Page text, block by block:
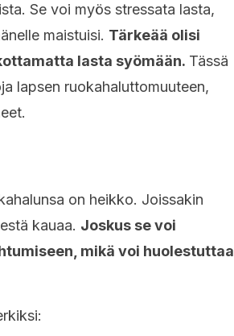
Se voi myös stressata lasta,
maistuisi. Tärkeää olisi
lasta syömään. Tässä
lapsen ruokahaluttomuuteen,
on heikko. Joissakin
kauaa. Joskus se voi
mikä voi huolestuttaa